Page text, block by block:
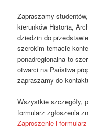
Zapraszamy
kierunków Historia,
dziedzin do
szerokim temacie
ponadregionalna to
otwarci na Państwa
zapraszamy do
Wszystkie szczegóły,
formularz zgłoszenia
Zaproszenie i formularz